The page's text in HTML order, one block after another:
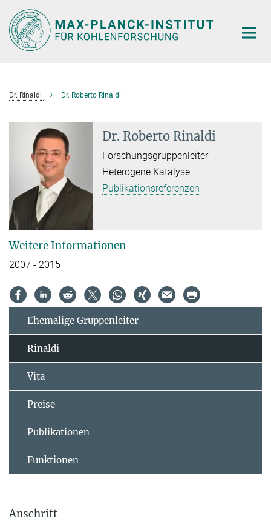
Hauptinhalt
Dr. Rinaldi Dr. Roberto Rinaldi
Dr. Roberto Rinaldi
Forschungsgruppenleiter
Heterogene Katalyse
Publikationsreferenzen
Weitere Informationen
2007 - 2015
Ehemalige Gruppenleiter
Rinaldi
Vita
Preise
Publikationen
Funktionen
Anschrift